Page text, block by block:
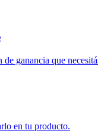
ganancia que
en tu producto.